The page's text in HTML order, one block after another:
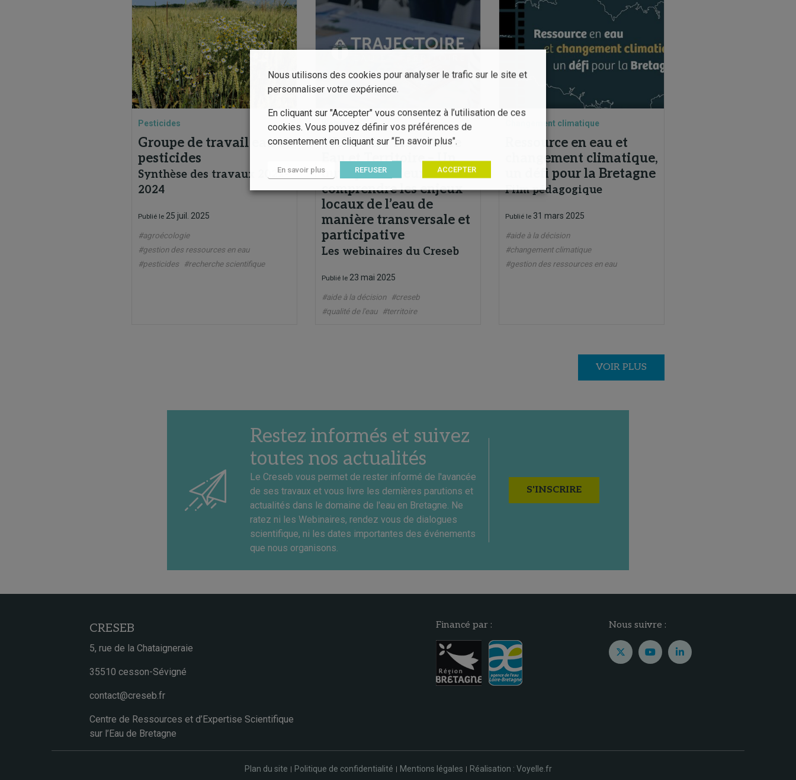
Pesticides
Groupe de travail eau et
pesticides
Synthèse des travaux 2022-
2024
Publié le 25 juil. 2025
#agroécologie
#gestion des ressources en eau
#pesticides
#recherche scientifique
Webinaire
Webinaire Trajectoire
Eau et Territoire – Un
outil pour mieux
comprendre les enjeux
locaux de l’eau de
manière transversale et
participative
Les webinaires du Creseb
Publié le 23 mai 2025
#aide à la décision
#creseb
#qualité de l'eau
#territoire
Changement climatique
Ressource en eau et
changement climatique,
un défi pour la Bretagne
Film pédagogique
Publié le 31 mars 2025
#aide à la décision
#changement climatique
#gestion des ressources en eau
VOIR PLUS
Restez informés et suivez
toutes nos actualités
Le Creseb vous permet de rester informé de l'avancée
de ses travaux et vous livre les dernières parutions et
actualités dans le domaine de l'eau en Bretagne. Ne
ratez ni les Webinaires, rendez vous de dialogues
scientifique, ni les dates importantes des événements
que nous organisons.
S'INSCRIRE
CRESEB
5, rue de la Chataigneraie
35510 cesson-Sévigné
contact@creseb.fr
Centre de Ressources et d’Expertise Scientifique
sur l’Eau de Bretagne
Financé par : Nous suivre :
Plan du site Politique de confidentialité Mentions légales Réalisation : Voyelle.fr
Nous utilisons des cookies pour analyser le trafic sur le site et
personnaliser votre expérience.
En cliquant sur "Accepter" vous consentez à l’utilisation de ces
cookies. Vous pouvez définir vos préférences de
consentement en cliquant sur "En savoir plus".
En savoir plus REFUSER ACCEPTER